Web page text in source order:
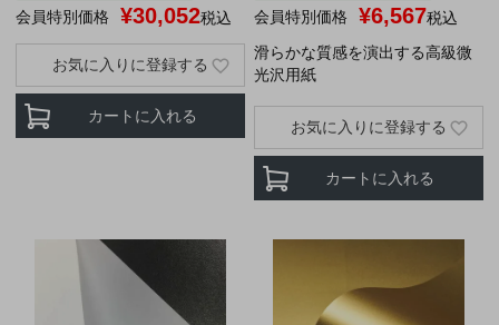
会員特別価格 ¥30,052税込
カートに入れる
お気に入りに登録する
会員特別価格 ¥6,567税込
滑らかな質感を演出する高級微
光沢用紙
カートに入れる
お気に入りに登録する